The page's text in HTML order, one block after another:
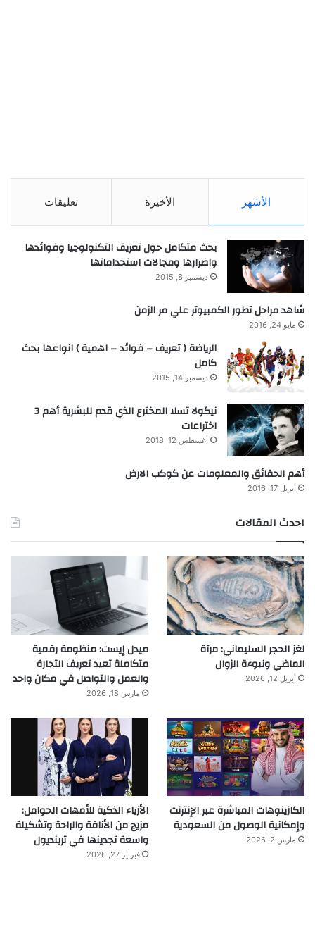
الأشهر الأخيرة تعليقات
بحث متكامل حول تعريف التكنولوجيا وفوائدها
واضرارها ومجالات استخداماتها
ديسمبر 8, 2015
شاهد مراحل تطور الكمبيوتر علي مر الزمن
مايو 24, 2016
الرياضة ( تعريف – فوائد – اهمية ) انواعها بحث
كامل
ديسمبر 14, 2015
نيكولا تسلا المخترع الذي قدم للبشرية أهم 3
اختراعات
أغسطس 12, 2018
أهم الحقائق والمعلومات عن كوكب الارض
أبريل 17, 2016
احدث المقالات
لغز الحجر السليماني: مرآة
الماضي ونبوءة الزوال
أبريل 12, 2026
ميدل إيست: منظومة رقمية
متكاملة تعيد تعريف التجارة
والعمل والتواصل في مكان واحد
مارس 18, 2026
الكازينوهات المباشرة عبر الإنترنت
وإمكانية الوصول من السعودية
مارس 2, 2026
الأزياء الذكية للأمهات الحوامل:
مزيج من الأناقة والراحة وتشكيلة
واسعة تجدينها في ترينديول
فبراير 27, 2026